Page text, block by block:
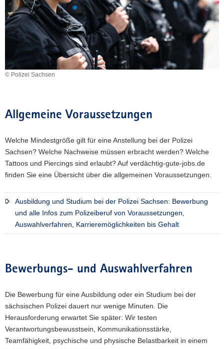
a
v
t
© Polizei Sachsen
Allgemeine Voraussetzungen
Welche Mindestgröße gilt für eine Anstellung bei der Polizei
Sachsen? Welche Nachweise müssen erbracht werden? Welche
Tattoos und Piercings sind erlaubt? Auf verdächtig-gute-jobs.de
finden Sie eine Übersicht über die allgemeinen Voraussetzungen.
Ausbildung und Studium bei der Polizei Sachsen: Bewerbung
und alle Infos zum Polizeiberuf von Voraussetzungen,
Auswahlverfahren, Karrieremöglichkeiten bis Gehalt
Bewerbungs- und Auswahlverfahren
Die Bewerbung für eine Ausbildung oder ein Studium bei der
sächsischen Polizei dauert nur wenige Minuten. Die
Herausforderung erwartet Sie später: Wir testen
Verantwortungsbewusstsein, Kommunikationsstärke,
Teamfähigkeit, psychische und physische Belastbarkeit in einem